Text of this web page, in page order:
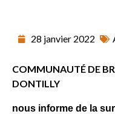
28 janvier 2022
COMMUNAUTÉ DE
DONTILLY
nous informe de la